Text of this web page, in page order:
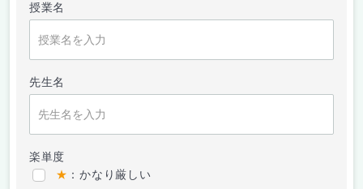
授業名
先生名
楽単度
★ ：かなり厳しい